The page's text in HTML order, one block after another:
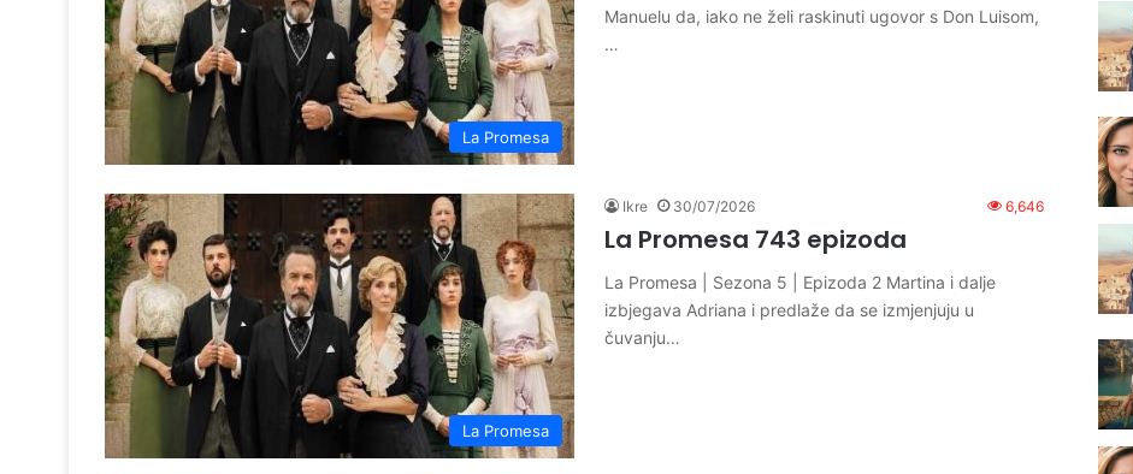
La Promesa
Manuelu da, iako ne želi raskinuti ugovor s Don Luisom,
…
La Promesa
Ikre 30/07/2026 6,646
La Promesa 743 epizoda
La Promesa | Sezona 5 | Epizoda 2 Martina i dalje
izbjegava Adriana i predlaže da se izmjenjuju u
čuvanju…